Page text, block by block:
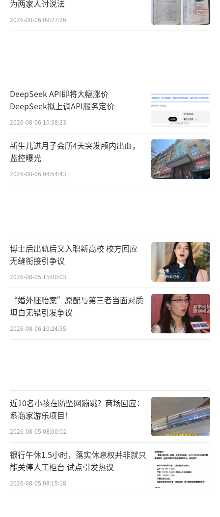
为两家人讨说法
2026-08-06 09:27:26
DeepSeek API即将大幅涨价
DeepSeek拟上调API服务定价
2026-08-06 10:38:23
新生儿进月子会所4天突发颅内出血，
监控曝光
2026-08-06 08:54:43
博士后出轨后又入职新高校 校方回应
无缝衔接引争议
2026-08-05 15:00:03
“婚外胚胎案”原配与第三者当面对质
坦白无错引发争议
2026-08-06 10:24:55
近10名小孩在防坠网蹦跳？商场回应：
系商家游乐项目！
2026-08-05 08:00:02
银行午休1.5小时，落实休息权并非就只
能关停人工柜台 试点引发热议
2026-08-05 08:15:18